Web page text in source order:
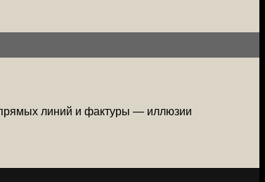
прямых линий и фактуры — иллюзии